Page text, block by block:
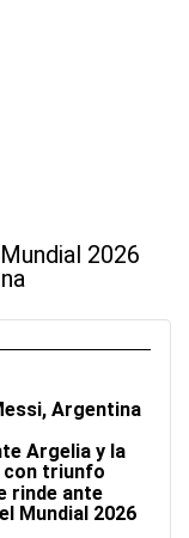
Mundial 2026
Argentina
Argelia y la
con triunfo
rinde ante
Mundial 2026